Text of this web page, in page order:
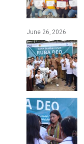
June 26, 2026